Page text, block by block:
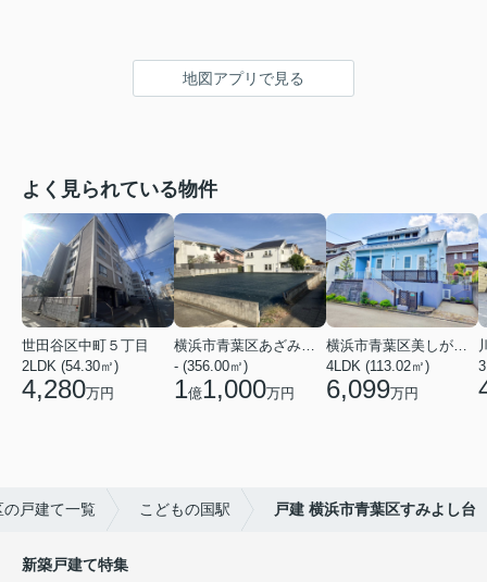
地図アプリで見る
よく見られている物件
世田谷区中町５丁目
2LDK (54.30㎡)
4,280万円
- (356.00㎡)
1億1,000万円
4LDK (113.02㎡)
6,099万円
戸建て一覧 こどもの国駅 戸建 横浜市青葉区すみよし台
新築戸建て特集